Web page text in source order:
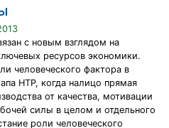
с новым взглядом на
ресурсов экономики.
человеческого фактора в
НТР, когда налицо прямая
от качества, мотивации
силы в целом и отдельного
роли человеческого